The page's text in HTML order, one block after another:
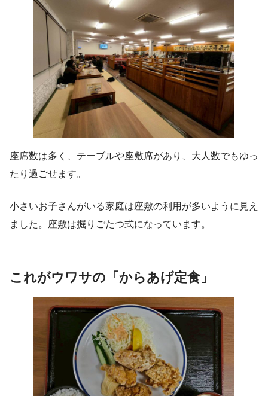
座席数は多く、テーブルや座敷席があり、大人数でもゆっ
たり過ごせます。
小さいお子さんがいる家庭は座敷の利用が多いように見え
ました。座敷は掘りごたつ式になっています。
これがウワサの「からあげ定食」